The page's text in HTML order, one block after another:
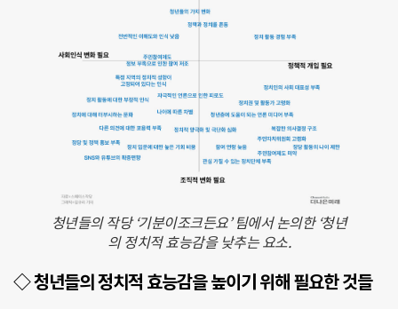
청년들의 작당 ‘기분이조크든요’ 팀에서 논의한 ‘청년
의 정치적 효능감을 낮추는 요소.
◇ 청년들의 정치적 효능감을 높이기 위해 필요한 것들